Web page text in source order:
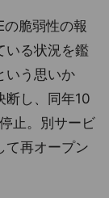
脆弱性の報
いる状況を鑑
いう思いか
断し、同年10
止。別サービ
て再オープン